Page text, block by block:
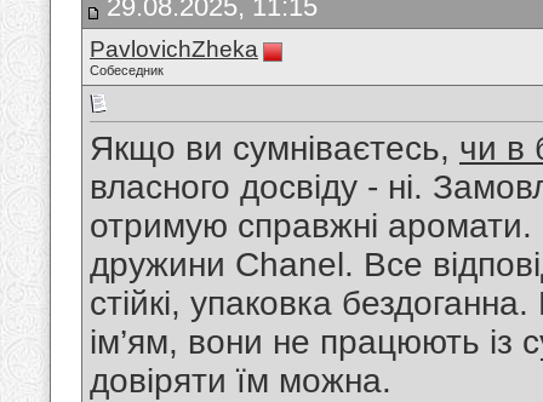
29.08.2025, 11:15
PavlovichZheka
Собеседник
Якщо ви сумніваєтесь, чи в
власного досвіду - ні.
отримую справжні
дружини Chanel. Все
стійкі, упаковка
ім’ям, вони не працюють із
довіряти їм можна.